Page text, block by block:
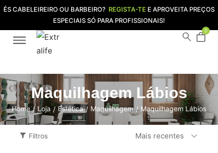
ÉS CABELEIREIRO OU BARBEIRO? REGISTA-TE E APROVEITA PREÇOS
ESPECIAIS SÓ PARA PROFISSIONAIS!
0
Maquilhagem Lábios
Home / Loja / Estética / Maquilhagem / Maquilhagem Lábios
Filtros Mais recentes